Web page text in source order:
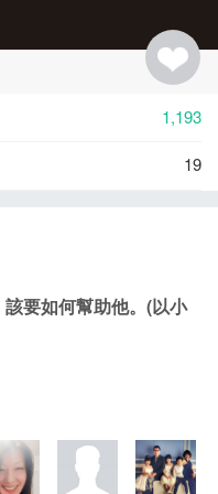
1,193
19
要如何幫助他。(以小